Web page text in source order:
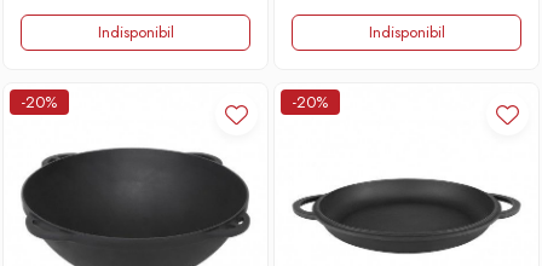
Indisponibil Indisponibil
-20% -20%